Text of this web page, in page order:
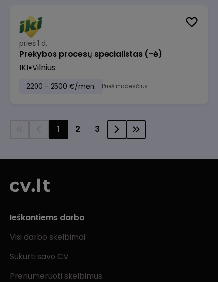
prieš 1 d.
Prekybos procesų specialistas (-ė)
IKI Vilnius
2200 - 2500 €/mėn. Prieš mokesčius
1 2 3
Ieškantiems darbo
Visi darbo skelbimai
Sukurti savo CV
Prenumeruoti skelbimus